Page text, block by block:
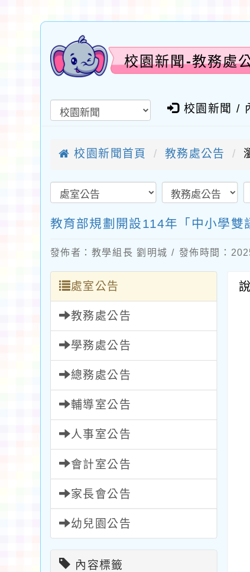
校園新聞-教務處
校園新聞 /
校園新聞首頁 教務處公告
教育部規劃開設114年「中小學雙
發佈者：教學組長 劉明城 / 發佈時間：
處室公告
教務處公告
學務處公告
總務處公告
輔導室公告
人事室公告
會計室公告
家長會公告
幼兒園公告
內容標籤